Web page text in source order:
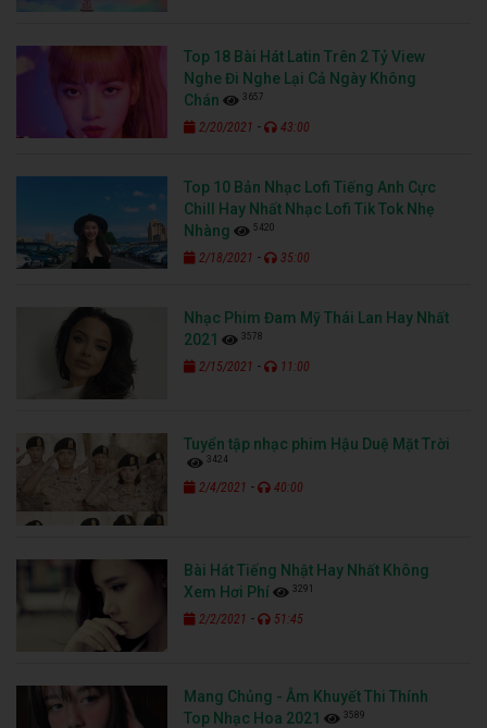
Top 18 Bài Hát Latin Trên 2 Tỷ View
Nghe Đi Nghe Lại Cả Ngày Không
Chán
3657
2/20/2021 - 43:00
Top 10 Bản Nhạc Lofi Tiếng Anh Cực
Chill Hay Nhất Nhạc Lofi Tik Tok Nhẹ
Nhàng
5420
2/18/2021 - 35:00
Nhạc Phim Đam Mỹ Thái Lan Hay Nhất
2021
3578
2/15/2021 - 11:00
Tuyển tập nhạc phim Hậu Duệ Mặt Trời
3424
2/4/2021 - 40:00
Bài Hát Tiếng Nhật Hay Nhất Không
Xem Hơi Phí
3291
2/2/2021 - 51:45
Mang Chủng - Âm Khuyết Thi Thính
Top Nhạc Hoa 2021
3589